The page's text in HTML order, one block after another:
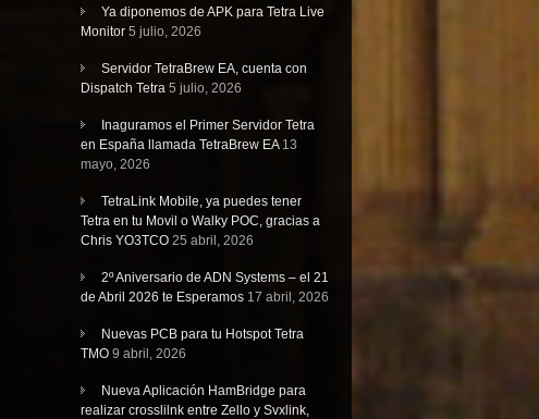
Ya diponemos de APK para Tetra Live
Monitor 5 julio, 2026
Servidor TetraBrew EA, cuenta con
Dispatch Tetra 5 julio, 2026
Inaguramos el Primer Servidor Tetra
en España llamada TetraBrew EA 13
mayo, 2026
TetraLink Mobile, ya puedes tener
Tetra en tu Movil o Walky POC, gracias a
Chris YO3TCO 25 abril, 2026
2º Aniversario de ADN Systems – el 21
de Abril 2026 te Esperamos 17 abril, 2026
Nuevas PCB para tu Hotspot Tetra
TMO 9 abril, 2026
Nueva Aplicación HamBridge para
realizar crosslilnk entre Zello y Svxlink,